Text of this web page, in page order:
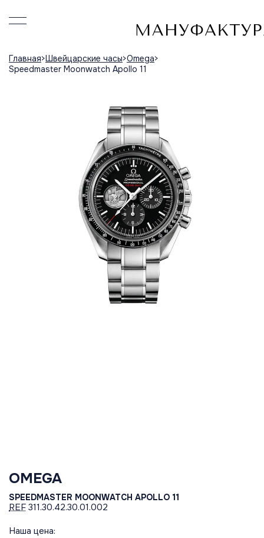
Главная Швейцарские часы Omega
Speedmaster Moonwatch Apollo 11
OMEGA
SPEEDMASTER MOONWATCH APOLLO 11
REF 311.30.42.30.01.002
Наша цена: